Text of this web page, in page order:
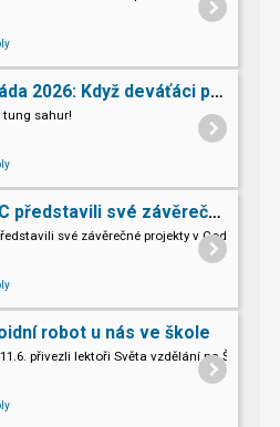
Šrompiáda 2026: Když deváťáci převzali velení
sahur!
Žáci 3. C představili své závěrečné projekty v Code.org
své závěrečné projekty v Code.org
robot u nás ve škole
přivezli lektoři Světa vzdělání na
a páťáky to byl opravdu nevšední zážitek.